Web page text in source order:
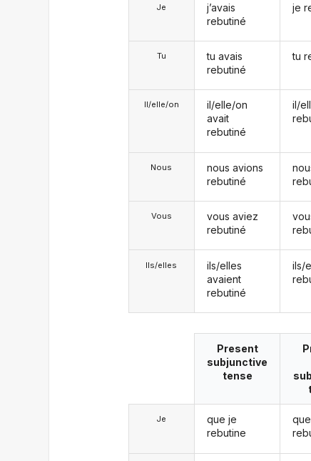
Je
Tu
Il/elle/on
Nous
Vous
Ils/elles
j’avais
rebutiné
tu avais
rebutiné
il/elle/on
avait
rebutiné
nous avions
rebutiné
vous aviez
rebutiné
ils/elles
avaient
rebutiné
je
tu
il/
ils/
Je
Present
subjunctive
tense
que je
rebutine
que